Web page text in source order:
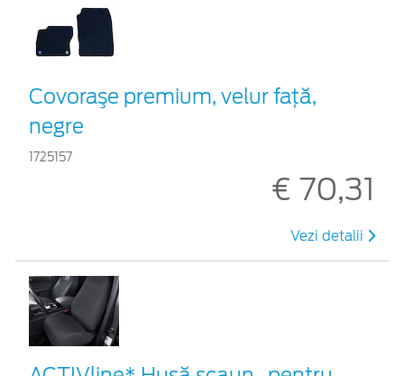
Covoraşe premium, velur faţă,
negre
1725157
€ 70,31
Vezi detalii